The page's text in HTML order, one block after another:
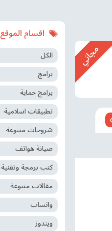
اقسام الموقع
الكل
برامج
برامج حماية
تطبيقات اسلامية
شروحات متنوعة
صيانة هواتف
كتب برمجة وتقنية
مقالات متنوعة
واتساب
ويندوز